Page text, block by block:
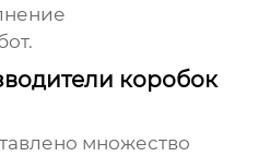
коробок
множество